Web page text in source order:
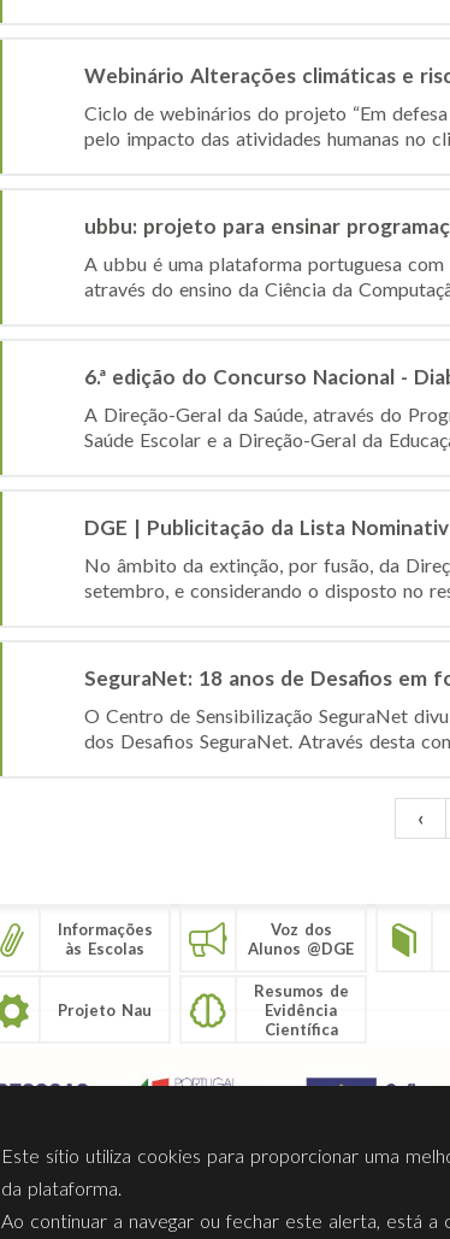
Webinário Alterações climáticas e
Ciclo de webinários do projeto “Em
pelo impacto das atividades humanas no
ubbu: projeto para ensinar
A ubbu é uma plataforma portuguesa
através do ensino da Ciência da
6.ª edição do Concurso Nacional -
A Direção-Geral da Saúde, através do
Saúde Escolar e a Direção-Geral da
DGE | Publicitação da Lista
No âmbito da extinção, por fusão, da
setembro, e considerando o disposto no
SeguraNet: 18 anos de Desafios em
O Centro de Sensibilização SeguraNet
dos Desafios SeguraNet. Através desta
‹
Informações
às Escolas
Voz dos
Alunos @DGE
Projeto Nau
Resumos de
Evidência
Científica
Sobre Nós Privacidade Termos Utilização
Este sítio utiliza cookies para proporcionar uma
da plataforma.
Ao continuar a navegar ou fechar este alerta, está a